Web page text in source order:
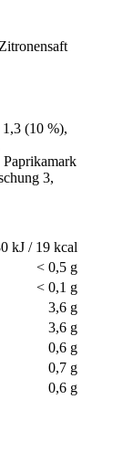
(10 %),
3,
kJ / 19 kcal
< 0,5 g
< 0,1 g
3,6 g
3,6 g
0,6 g
0,7 g
0,6 g